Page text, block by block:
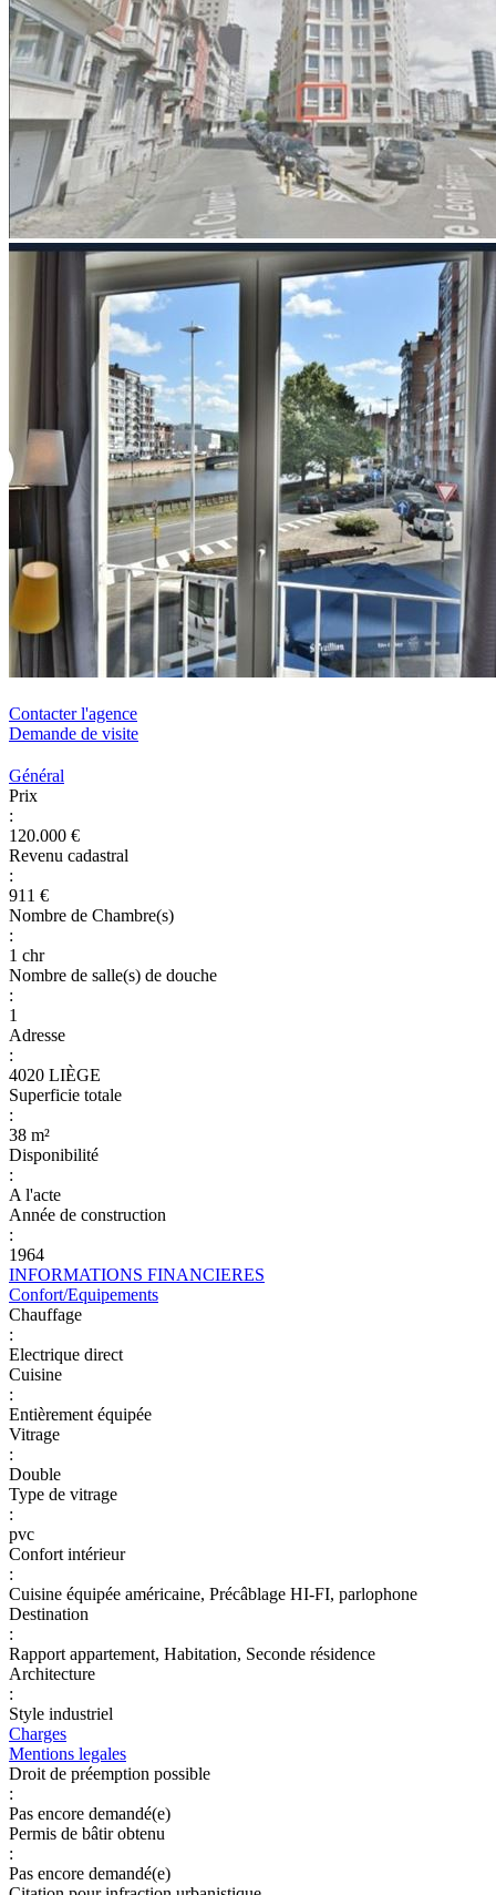
Contacter l'agence
Demande de visite
Général
Prix
:
120.000 €
Revenu cadastral
:
911 €
Nombre de Chambre(s)
:
1 chr
Nombre de salle(s) de douche
:
1
Adresse
:
4020 LIÈGE
Superficie totale
:
38 m²
Disponibilité
:
A l'acte
Année de construction
:
1964
INFORMATIONS FINANCIERES
Confort/Equipements
Chauffage
:
Electrique direct
Cuisine
:
Entièrement équipée
Vitrage
:
Double
Type de vitrage
:
pvc
Confort intérieur
:
Cuisine équipée américaine, Précâblage HI-FI, parlophone
Destination
:
Rapport appartement, Habitation, Seconde résidence
Architecture
:
Style industriel
Charges
Mentions legales
Droit de préemption possible
:
Pas encore demandé(e)
Permis de bâtir obtenu
:
Pas encore demandé(e)